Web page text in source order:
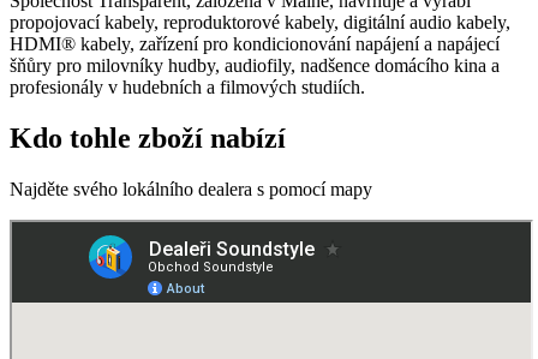
propojovací kabely, reproduktorové kabely, digitální audio kabely,
HDMI® kabely, zařízení pro kondicionování napájení a napájecí
šňůry pro milovníky hudby, audiofily, nadšence domácího kina a
profesionály v hudebních a filmových studiích.
Kdo tohle zboží nabízí
Najděte svého lokálního dealera s pomocí mapy